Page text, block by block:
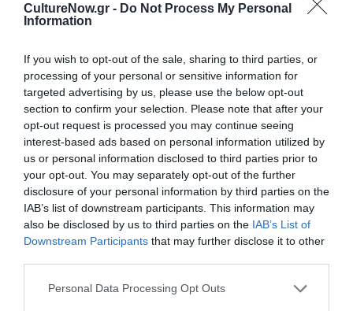
CultureNow.gr - Do Not Process My Personal
Information
If you wish to opt-out of the sale, sharing to third parties, or
processing of your personal or sensitive information for
targeted advertising by us, please use the below opt-out
section to confirm your selection. Please note that after your
opt-out request is processed you may continue seeing
interest-based ads based on personal information utilized by
us or personal information disclosed to third parties prior to
your opt-out. You may separately opt-out of the further
disclosure of your personal information by third parties on the
IAB’s list of downstream participants. This information may
also be disclosed by us to third parties on the IAB’s List of
Downstream Participants that may further disclose it to other
Personal Data Processing Opt Outs
Κείμενο, σκηνοθεσία: Ειρήνη Δερμιτζάκη, Χριστίνα
Πρωτότυπη μουσική: Κάρμεν Ζωγράφου
Σκηνικά, φωτισμοί, ρούχα: Ομάδα ΜΠΙΠ
Κοστούμια, κατασκευή κούκλας: Μυρτώ Κοσμοπούλου
Συνεργασία στην ηχητική επένδυση: Δανάη Τσαδήμα
Βοηθός σκηνοθετριών: Μαρία Μπρανίδου
Ηθοποιοί, εμψυχωτές: Αθηνά Συκιώτη, Γιώργος Τάτσης,
Χριστίνα Χριστοφή
Ερμηνεύουν (με σειρά εμφάνισης): Χριστίνα Χριστοφή
(Άρτεμις), Ειρήνη Δερμιτζάκη (Μέλισσα), Χρήστος
Χριστόπουλος (Αρκούδος)
Στο τραγούδι και την κιθάρα η Κάρμεν Ζωγράφου μαζί
με παιδιά του Δημοτικού Σχολείου Ζάκρου
ΑΜΚΕ: ΜΠΙΠ